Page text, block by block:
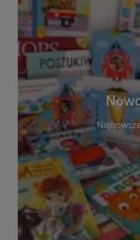
W tej sekcji
audiobooki oraz filmy,
zbiorów Miejskiej
Starachowicach.
aby Czytelnicy mogli na
tytuły i najciekawsze
pozycja opatrzona
informacją o dostępności
do częstych odwiedzin
niemal każdego
zawsze będziesz
jako